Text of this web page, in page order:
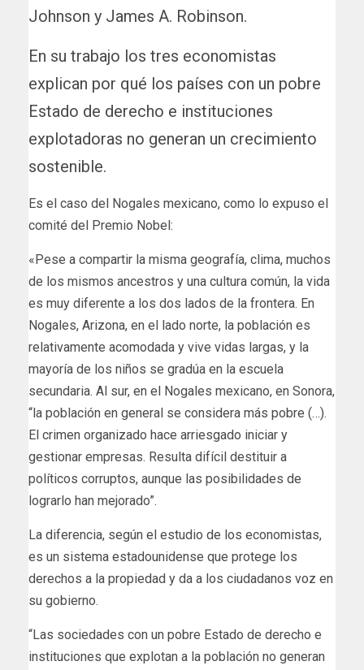
Johnson y James A. Robinson.
En su trabajo los tres economistas
explican por qué los países con un pobre
Estado de derecho e instituciones
explotadoras no generan un crecimiento
sostenible.
Es el caso del Nogales mexicano, como lo expuso el
comité del Premio Nobel:
«Pese a compartir la misma geografía, clima, muchos
de los mismos ancestros y una cultura común, la vida
es muy diferente a los dos lados de la frontera. En
Nogales, Arizona, en el lado norte, la población es
relativamente acomodada y vive vidas largas, y la
mayoría de los niños se gradúa en la escuela
secundaria. Al sur, en el Nogales mexicano, en Sonora,
“la población en general se considera más pobre (…).
El crimen organizado hace arriesgado iniciar y
gestionar empresas. Resulta difícil destituir a
políticos corruptos, aunque las posibilidades de
lograrlo han mejorado”.
La diferencia, según el estudio de los economistas,
es un sistema estadounidense que protege los
derechos a la propiedad y da a los ciudadanos voz en
su gobierno.
“Las sociedades con un pobre Estado de derecho e
instituciones que explotan a la población no generan